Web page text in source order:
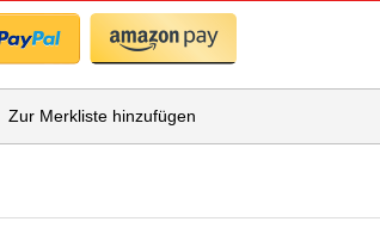
Zur Merkliste hinzufügen